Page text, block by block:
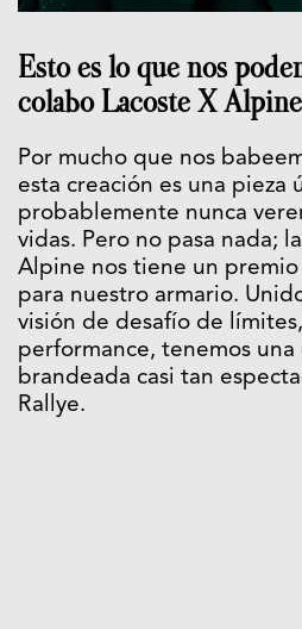
Esto es lo que nos
colabo Lacoste X Alpine
Por mucho que nos
esta creación es una pieza
probablemente nunca
vidas. Pero no pasa nada;
Alpine nos tiene un
para nuestro armario.
visión de desafío de
performance, tenemos
brandeada casi tan
Rallye.